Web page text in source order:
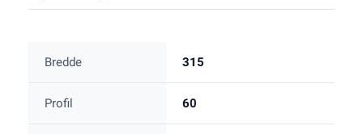
Bredde 315
Profil 60